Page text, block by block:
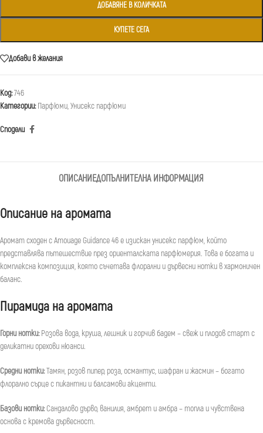
ДОБАВЯНЕ В КОЛИЧКАТА
КУПЕТЕ СЕГА
Добави в желания
Код:746
Категории: Парфюми,Унисекс парфюми
Сподели
ОПИСАНИЕДОПЪЛНИТЕЛНА ИНФОРМАЦИЯ
Описание на аромата
Аромат сходен с Amouage Guidance 46 е изискан унисекс парфюм, който
представлява пътешествие през ориенталската парфюмерия. Това е богата и
комплексна композиция, която съчетава флорални и дървесни нотки в хармоничен
баланс.
Пирамида на аромата
Горни нотки:Розова вода, круша, лешник и горчив бадем – свеж и плодов старт с
деликатни орехови нюанси.
Средни нотки:Тамян, розов пипер, роза, османтус, шафран и жасмин – богато
флорално сърце с пикантни и балсамови акценти.
Базови нотки:Сандалово дърво, ванилия, амбрет и амбра – топла и чувствена
основа с кремова дървесност.